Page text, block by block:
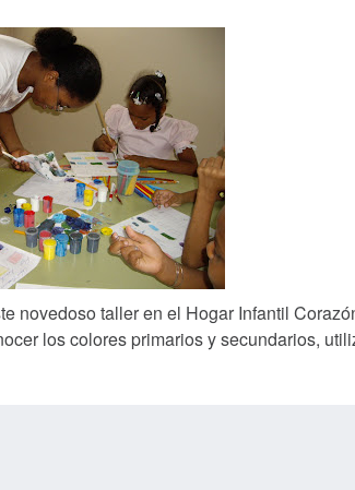
novedoso taller en el Hogar Infantil
los colores primarios y secundarios,